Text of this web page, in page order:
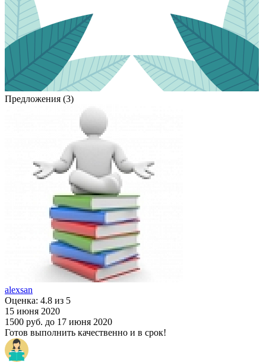
Предложения (3)
alexsan
Оценка: 4.8 из 5
15 июня 2020
1500 руб. до 17 июня 2020
Готов выполнить качественно и в срок!